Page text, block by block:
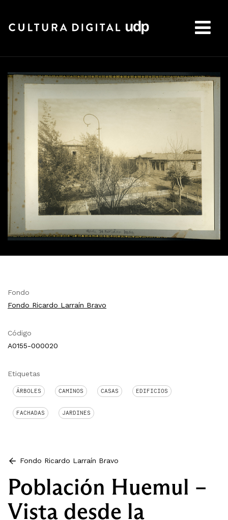
Fondo
Fondo Ricardo Larraín Bravo
Código
A0155-000020
Etiquetas
ÁRBOLES CAMINOS CASAS EDIFICIOS
FACHADAS JARDINES
Fondo Ricardo Larraín Bravo
Población Huemul –
Vista desde la